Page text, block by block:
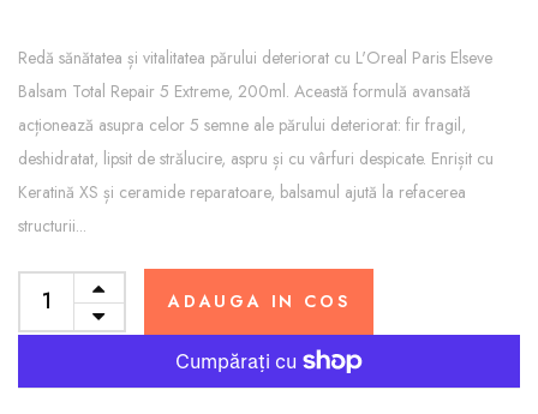
Redă sănătatea și vitalitatea părului deteriorat cu L'Oreal Paris Elseve
Balsam Total Repair 5 Extreme, 200ml. Această formulă avansată
acționează asupra celor 5 semne ale părului deteriorat: fir fragil,
deshidratat, lipsit de strălucire, aspru și cu vârfuri despicate. Enrișit cu
Keratină XS și ceramide reparatoare, balsamul ajută la refacerea
structurii...
ADAUGA IN COS